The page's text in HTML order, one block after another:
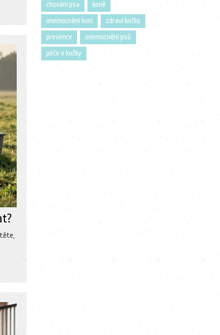
chování psa
koně
onemocnění koní
zdraví kočky
prevence
onemocnění psů
péče o kočky